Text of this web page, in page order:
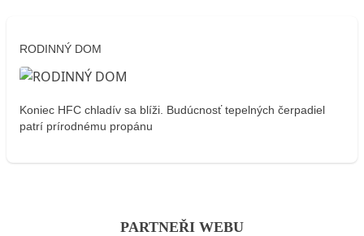
RODINNÝ DOM
Koniec HFC chladív sa blíži. Budúcnosť tepelných čerpadiel
patrí prírodnému propánu
PARTNEŘI WEBU